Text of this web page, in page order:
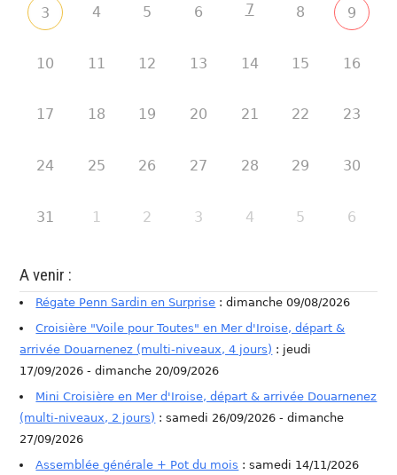
3 4 5 6 7 8 9
10 11 12 13 14 15 16
17 18 19 20 21 22 23
24 25 26 27 28 29 30
31 1 2 3 4 5 6
A venir :
Régate Penn Sardin en Surprise : dimanche 09/08/2026
Croisière "Voile pour Toutes" en Mer d'Iroise, départ &
arrivée Douarnenez (multi-niveaux, 4 jours) : jeudi
17/09/2026 - dimanche 20/09/2026
Mini Croisière en Mer d'Iroise, départ & arrivée Douarnenez
(multi-niveaux, 2 jours) : samedi 26/09/2026 - dimanche
27/09/2026
Assemblée générale + Pot du mois : samedi 14/11/2026